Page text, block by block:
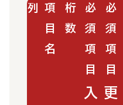
列
項
目
名
桁
数
必
須
項
目
入
必
須
項
目
更